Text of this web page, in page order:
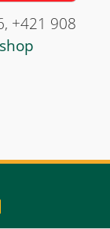
+421 908